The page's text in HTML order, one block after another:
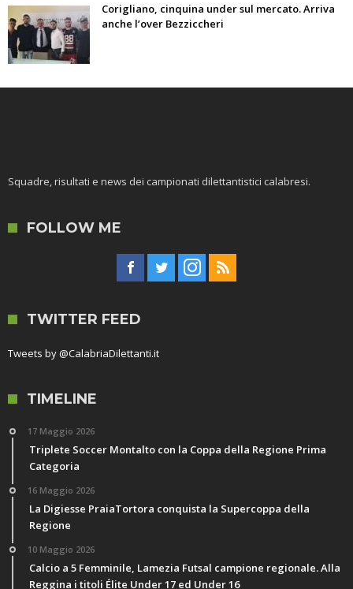
Corigliano, cinquina under sul mercato. Arriva
anche l’over Bezziccheri
Squadre, risultati e news dei campionati dilettantistici calabresi.
FOLLOW ME
TWITTER FEED
Tweets by @CalabriaDilettanti.it
TIMELINE
17 Maggio 2026
Triplete Soccer Montalto con la Coppa della Regione Prima
Categoria
16 Maggio 2026
La Digiesse PraiaTortora conquista la Supercoppa della
Regione
10 Maggio 2026
Calcio a 5 Femminile, Lamezia Futsal campione regionale. Alla
Reggina i titoli Élite Under 17 ed Under 16